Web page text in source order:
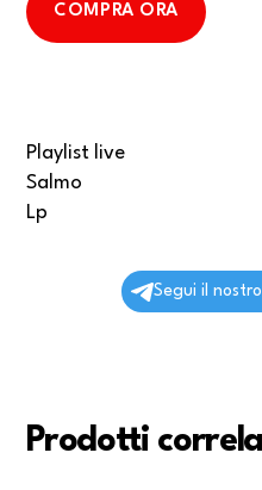
COMPRA ORA
Playlist live
Salmo
Lp
Segui il
Prodotti